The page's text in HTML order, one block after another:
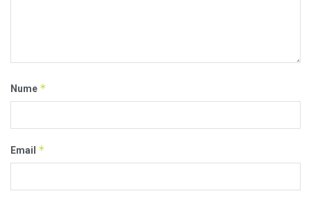
Nume *
Email *